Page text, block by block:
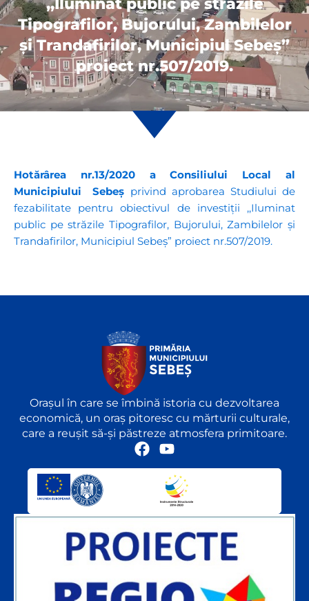
,,Iluminat public pe străzile
Tipografilor, Bujorului, Zambilelor
și Trandafirilor, Municipiul Sebeș”
proiect nr.507/2019.
Hotărârea nr.13/2020 a Consiliului Local al
Municipiului Sebeș privind aprobarea Studiului de
fezabilitate pentru obiectivul de investiții ,,Iluminat
public pe străzile Tipografilor, Bujorului, Zambilelor și
Trandafirilor, Municipiul Sebeș” proiect nr.507/2019.
Orașul în care se îmbină istoria cu dezvoltarea
economică, un oraș pitoresc cu mărturii culturale,
care a reușit să-și păstreze atmosfera primitoare.
F
o
o
Y
u
t
u
b
e